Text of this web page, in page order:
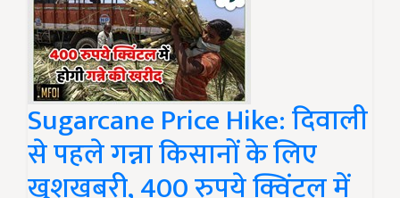
Sugarcane Price Hike: दिवाली
से पहले गन्ना किसानों के लिए